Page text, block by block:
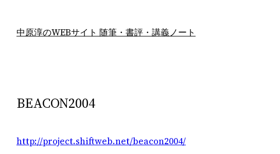
中原淳のWEBサイト 随筆・書評・講義ノート
BEACON2004
http://project.shiftweb.net/beacon2004/